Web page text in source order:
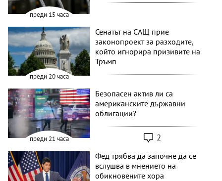
преди 15 часа
преди 20 часа
Сенатът на САЩ прие
законопроект за разходите,
който игнорира призивите на
Тръмп
преди 21 часа
Безопасен актив ли са
американските държавни
облигации?
2
Фед трябва да започне да се
вслушва в мнението на
обикновените хора